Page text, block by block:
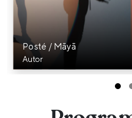
Posté / Māyā
Autor